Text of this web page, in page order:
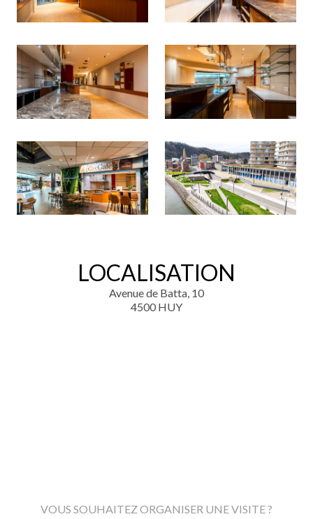
LOCALISATION
Avenue de Batta, 10
4500 HUY
VOUS SOUHAITEZ ORGANISER UNE VISITE ?